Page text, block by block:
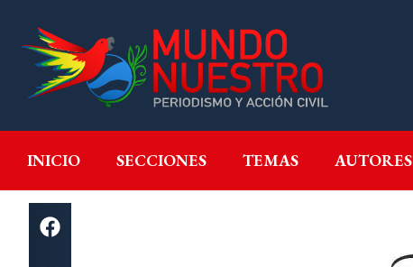
INICIO SECCIONES TEMAS AUTORES
INICIO SECCIONES